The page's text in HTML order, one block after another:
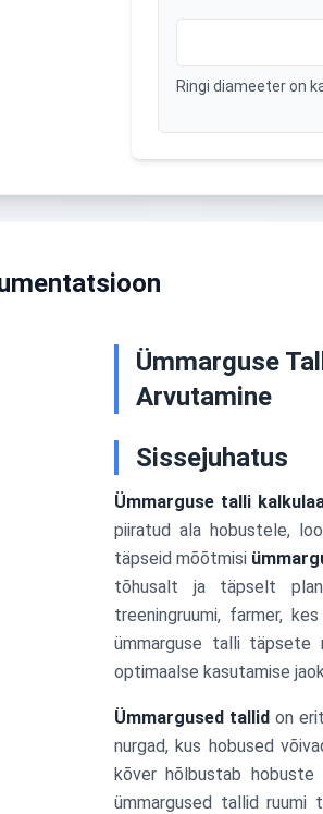
Ringi diameeter on
Ümmarguse
Arvutamine
Sissejuhatus
Ümmarguse talli
piiratud ala hobustele,
täpseid mõõtmisi
tõhusalt ja täpselt
treeningruumi, farmer,
ümmarguse talli täpsete
optimaalse kasutamise
Ümmargused tallid on
nurgad, kus hobused
kõver hõlbustab hobuste
ümmargused tallid ruumi